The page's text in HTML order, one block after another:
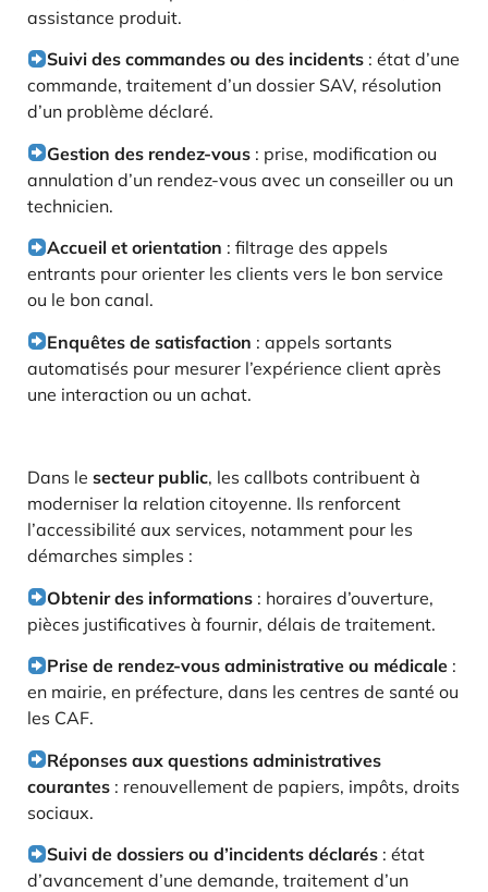
assistance produit.
Suivi des commandes ou des incidents : état d’une
commande, traitement d’un dossier SAV, résolution
d’un problème déclaré.
Gestion des rendez-vous : prise, modification ou
annulation d’un rendez-vous avec un conseiller ou un
technicien.
Accueil et orientation : filtrage des appels
entrants pour orienter les clients vers le bon service
ou le bon canal.
Enquêtes de satisfaction : appels sortants
automatisés pour mesurer l’expérience client après
une interaction ou un achat.
Dans le secteur public, les callbots contribuent à
moderniser la relation citoyenne. Ils renforcent
l’accessibilité aux services, notamment pour les
démarches simples :
Obtenir des informations : horaires d’ouverture,
pièces justificatives à fournir, délais de traitement.
Prise de rendez-vous administrative ou médicale :
en mairie, en préfecture, dans les centres de santé ou
les CAF.
Réponses aux questions administratives
courantes : renouvellement de papiers, impôts, droits
sociaux.
Suivi de dossiers ou d’incidents déclarés : état
d’avancement d’une demande, traitement d’un